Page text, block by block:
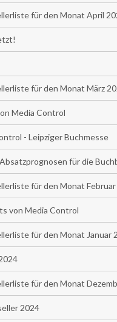
für den Monat April
für den Monat März
Media Control
- Leipziger Buchmesse
für die
für den Monat Februar
von Media Control
für den Monat Januar
für den Monat
2024